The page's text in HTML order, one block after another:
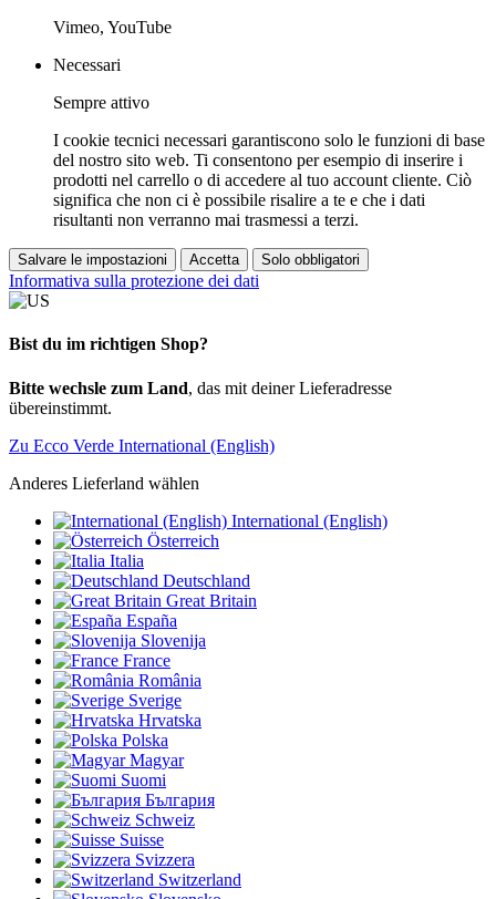
Vimeo, YouTube
Necessari
Sempre attivo
I cookie tecnici necessari garantiscono solo le funzioni di base
del nostro sito web. Ti consentono per esempio di inserire i
prodotti nel carrello o di accedere al tuo account cliente. Ciò
significa che non ci è possibile risalire a te e che i dati
risultanti non verranno mai trasmessi a terzi.
Salvare le impostazioni Accetta Solo obbligatori
Informativa sulla protezione dei dati
Bist du im richtigen Shop?
Bitte wechsle zum Land, das mit deiner Lieferadresse
übereinstimmt.
Zu Ecco Verde International (English)
Anderes Lieferland wählen
International (English)
Österreich
Italia
Deutschland
Great Britain
España
Slovenija
France
România
Sverige
Hrvatska
Polska
Magyar
Suomi
България
Schweiz
Suisse
Svizzera
Switzerland